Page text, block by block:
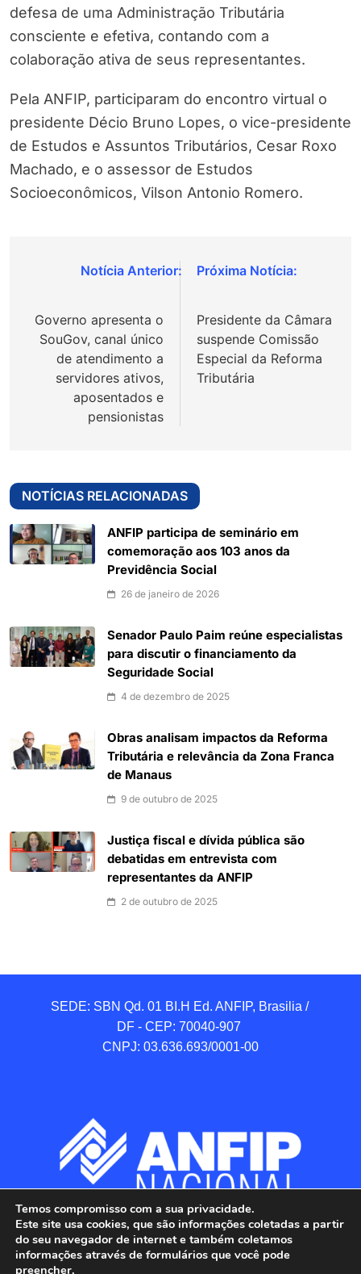
defesa de uma Administração Tributária
consciente e efetiva, contando com a
colaboração ativa de seus representantes.
Pela ANFIP, participaram do encontro virtual o
presidente Décio Bruno Lopes, o vice-presidente
de Estudos e Assuntos Tributários, Cesar Roxo
Machado, e o assessor de Estudos
Socioeconômicos, Vilson Antonio Romero.
Navegação
Post
Governo apresenta o
SouGov, canal único
de atendimento a
servidores ativos,
aposentados e
pensionistas
Presidente da Câmara
suspende Comissão
Especial da Reforma
Tributária
NOTÍCIAS RELACIONADAS
ANFIP participa de seminário em
comemoração aos 103 anos da
Previdência Social
26 de janeiro de 2026
Senador Paulo Paim reúne especialistas
para discutir o financiamento da
Seguridade Social
4 de dezembro de 2025
Obras analisam impactos da Reforma
Tributária e relevância da Zona Franca
de Manaus
9 de outubro de 2025
Justiça fiscal e dívida pública são
debatidas em entrevista com
representantes da ANFIP
2 de outubro de 2025
SEDE: SBN Qd. 01 BI.H Ed. ANFIP, Brasilia /
DF - CEP: 70040-907
CNPJ: 03.636.693/0001-00
Temos compromisso com a sua privacidade.
Este site usa cookies, que são informações coletadas a partir
do seu navegador de internet e também coletamos
informações através de formulários que você pode
preencher.